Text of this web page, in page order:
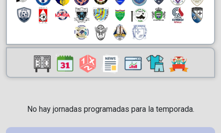
No hay jornadas programadas para la temporada.